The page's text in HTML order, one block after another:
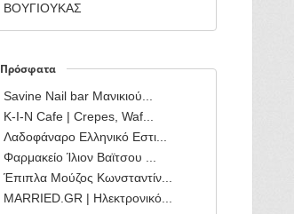
ΒΟΥΓΙΟΥΚΑΣ
Πρόσφατα
Savine Nail bar Μανικιού...
Κ-Ι-Ν Cafe | Crepes, Waf...
Λαδοφάναρο Ελληνικό Εστι...
Φαρμακείο Ίλιον Βαϊτσου ...
Έπιπλα Μούζος Κωνσταντίν...
MARRIED.GR | Ηλεκτρονικό...